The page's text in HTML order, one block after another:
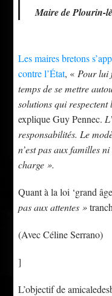
Maire de Plourin-
Les maires bretons
contre l’État, « Pour lui
temps de se mettre
solutions qui respectent
explique Guy Pennec.
responsabilités. Le
n’est pas aux familles
charge ».
Quant à la loi ‘grand
pas aux attentes »
(Avec Céline Serrano)
]
L’objectif de